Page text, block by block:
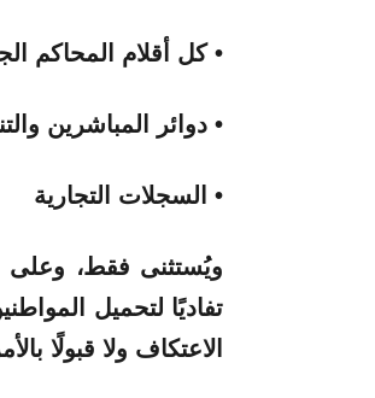
• كل أقلام المحاكم
• دوائر المباشرين
• السجلات التجارية
ويُستثنى فقط، وعلى
تفاديًا لتحميل
الاعتكاف ولا قبولًا